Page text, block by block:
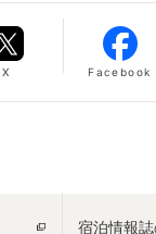
X Facebook
宿泊情報